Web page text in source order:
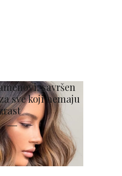
savršen
sve koji nemaju